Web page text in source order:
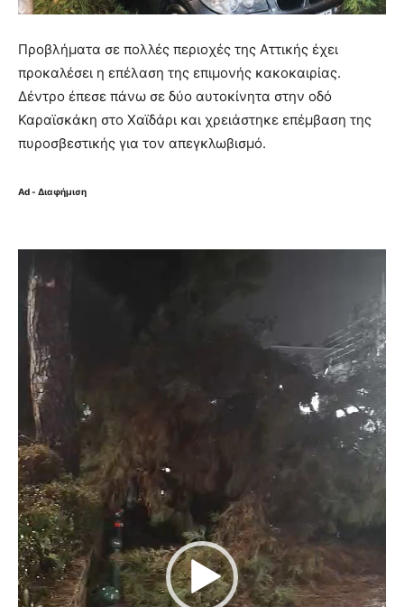
Προβλήματα σε πολλές περιοχές της Αττικής έχει
προκαλέσει η επέλαση της επιμονής κακοκαιρίας.
Δέντρο έπεσε πάνω σε δύο αυτοκίνητα στην οδό
Καραϊσκάκη στο Χαϊδάρι και χρειάστηκε επέμβαση της
πυροσβεστικής για τον απεγκλωβισμό.
Ad - Διαφήμιση
Αναπαραγωγής
Βίντεο